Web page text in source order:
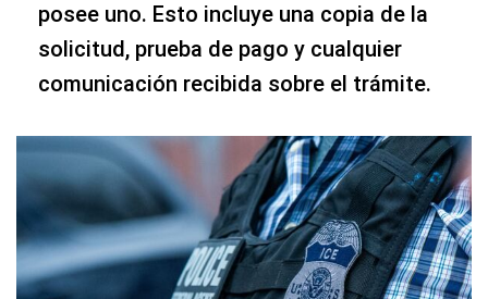
posee uno. Esto incluye una copia de la
solicitud, prueba de pago y cualquier
comunicación recibida sobre el trámite.